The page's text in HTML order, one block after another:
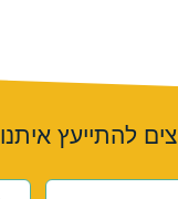
להתייעץ